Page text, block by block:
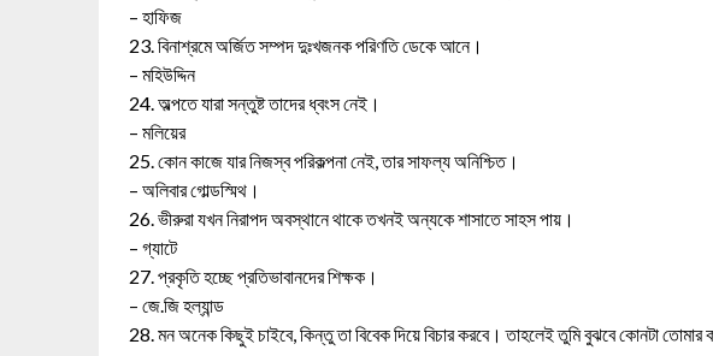
– হাফিজ
23. বিনাশ্রমে অর্জিত সম্পদ দুঃখজনক পরিণতি ডেকে আনে।
– মহিউদ্দিন
24. অল্পতে যারা সন্তুষ্ট তাদের ধ্বংস নেই।
– মলিয়ের
25. কোন কাজে যার নিজস্ব পরিকল্পনা নেই, তার সাফল্য অনিশ্চিত।
– অলিবার গোল্ডস্মিথ।
26. ভীরুরা যখন নিরাপদ অবস্থানে থাকে তখনই অন্যকে শাসাতে সাহস পায়।
– গ্যাটে
27. প্রকৃতি হচ্ছে প্রতিভাবানদের শিক্ষক।
– জে.জি হল্যান্ড
28. মন অনেক কিছুই চাইবে, কিন্তু তা বিবেক দিয়ে বিচার করবে। তাহলেই তুমি বুঝবে কোনটা